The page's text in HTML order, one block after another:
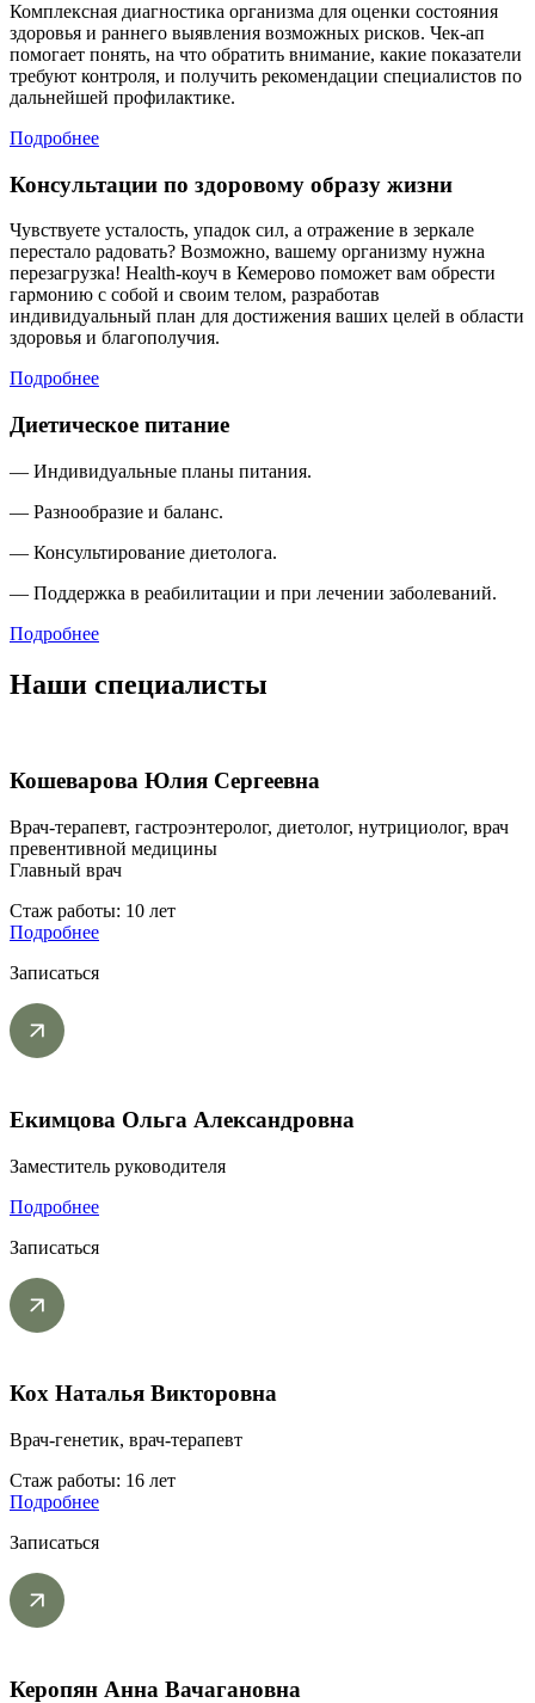
Комплексная диагностика организма для оценки состояния
здоровья и раннего выявления возможных рисков. Чек-ап
помогает понять, на что обратить внимание, какие показатели
требуют контроля, и получить рекомендации специалистов по
дальнейшей профилактике.
Подробнее
Консультации по здоровому образу жизни
Чувствуете усталость, упадок сил, а отражение в зеркале
перестало радовать? Возможно, вашему организму нужна
перезагрузка! Health-коуч в Кемерово поможет вам обрести
гармонию с собой и своим телом, разработав
индивидуальный план для достижения ваших целей в области
здоровья и благополучия.
Подробнее
Диетическое питание
— Индивидуальные планы питания.
— Разнообразие и баланс.
— Консультирование диетолога.
— Поддержка в реабилитации и при лечении заболеваний.
Подробнее
Наши специалисты
Кошеварова Юлия Сергеевна
Врач-терапевт, гастроэнтеролог, диетолог, нутрициолог, врач
превентивной медицины
Главный врач
Стаж работы: 10 лет
Подробнее
Записаться
Екимцова Ольга Александровна
Заместитель руководителя
Подробнее
Записаться
Кох Наталья Викторовна
Врач-генетик, врач-терапевт
Стаж работы: 16 лет
Подробнее
Записаться
Керопян Анна Вачагановна